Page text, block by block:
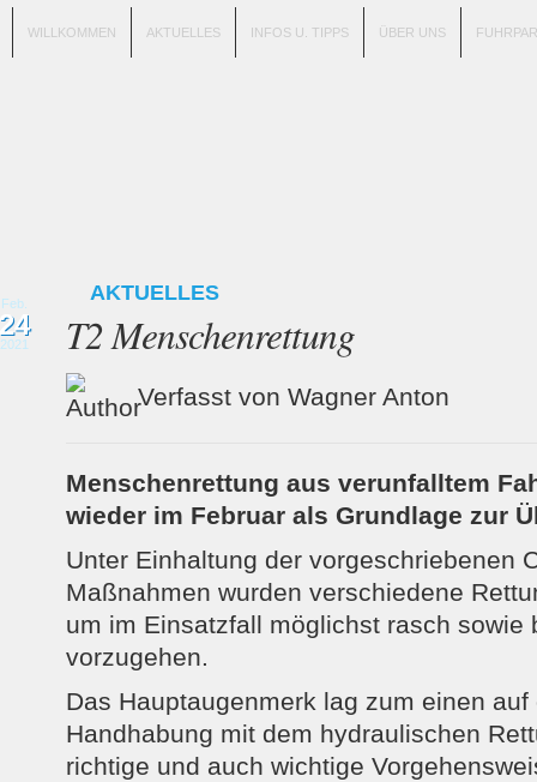
WILLKOMMEN AKTUELLES INFOS U. TIPPS ÜBER UNS
Feb.
24
2021
AKTUELLES
T2 Menschenrettung
Verfasst von Wagner Anton
Menschenrettung aus verunfalltem
wieder im Februar als Grundlage zur
Unter Einhaltung der vorgeschriebenen
Maßnahmen wurden verschiedene
um im Einsatzfall möglichst rasch sowie
vorzugehen.
Das Hauptaugenmerk lag zum einen
Handhabung mit dem hydraulischen
richtige und auch wichtige